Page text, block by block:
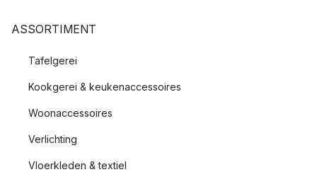
ASSORTIMENT
Tafelgerei
Kookgerei & keukenaccessoires
Woonaccessoires
Verlichting
Vloerkleden & textiel